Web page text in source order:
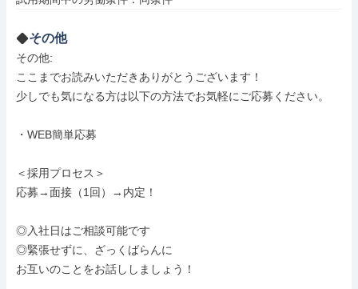
その他
その他:
ここまでお読みいただきありがとうございます！
少しでも気になる方は以下の方法でお気軽にご応募ください。
・WEB簡単応募
＜採用プロセス＞
応募→面接（1回）→内定！
◎入社日はご相談可能です
◎緊張せずに、ざっくばらんに
お互いのことをお話ししましょう！